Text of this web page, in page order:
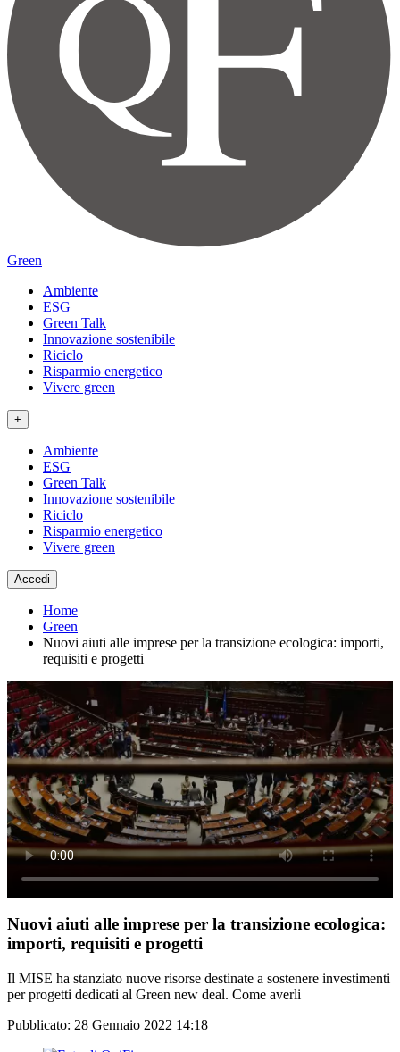
Green
Ambiente
ESG
Green Talk
Innovazione sostenibile
Riciclo
Risparmio energetico
Vivere green
+
Ambiente
ESG
Green Talk
Innovazione sostenibile
Riciclo
Risparmio energetico
Vivere green
Accedi
Home
Green
Nuovi aiuti alle imprese per la transizione ecologica: importi,
requisiti e progetti
Nuovi aiuti alle imprese per la transizione ecologica:
importi, requisiti e progetti
Il MISE ha stanziato nuove risorse destinate a sostenere investimenti
per progetti dedicati al Green new deal. Come averli
Pubblicato: 28 Gennaio 2022 14:18